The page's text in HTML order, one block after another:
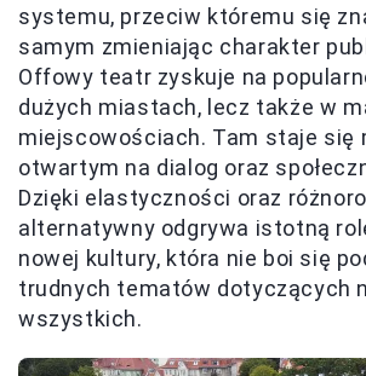
systemu, przeciw któremu się
samym zmieniając charakter
Offowy teatr zyskuje na
dużych miastach, lecz także w
miejscowościach. Tam staje się
otwartym na dialog oraz
Dzięki elastyczności oraz
alternatywny odgrywa istotną
nowej kultury, która nie boi się
trudnych tematów dotyczących
wszystkich.